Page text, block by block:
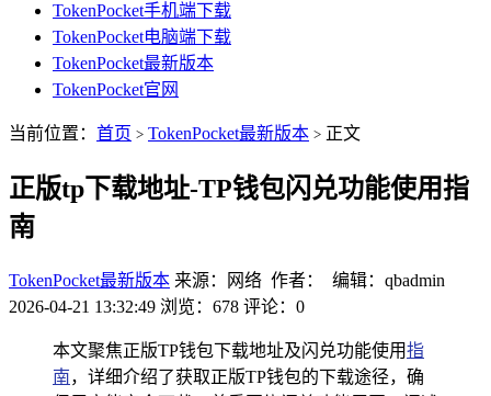
TokenPocket手机端下载
TokenPocket电脑端下载
TokenPocket最新版本
TokenPocket官网
当前位置： 首页 > TokenPocket最新版本 > 正文
正版tp下载地址-TP钱包闪兑功能使用指
南
TokenPocket最新版本 来源：网络 作者： 编辑：qbadmin
2026-04-21 13:32:49 浏览：678 评论：0
本文聚焦正版TP钱包下载地址及闪兑功能使用指
南，详细介绍了获取正版TP钱包的下载途径，确